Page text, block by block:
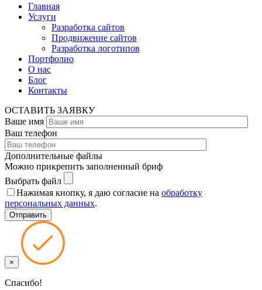
Главная
Услуги
Разработка сайтов
Продвижение сайтов
Разработка логотипов
Портфолио
О нас
Блог
Контакты
ОСТАВИТЬ ЗАЯВКУ
Ваше имя
Ваш телефон
Дополнительные файлы
Можно прикрепить заполненный бриф
Выбрать файл
Нажимая кнопку, я даю согласие на обработку
персональных данных.
×
Спасибо!